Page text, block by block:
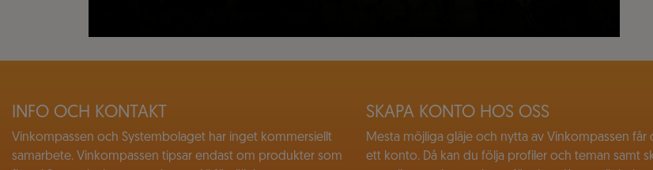
INFO OCH KONTAKT
Vinkompassen och Systembolaget har inget kommersiellt
samarbete. Vinkompassen tipsar endast om produkter som
SKAPA KONTO HOS OSS
Mesta möjliga gläje och nytta av Vinkompassen får
ett konto. Då kan du följa profiler och teman samt